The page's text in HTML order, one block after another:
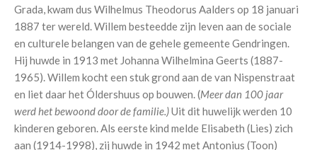
Grada, kwam dus Wilhelmus Theodorus Aalders op 18 januari
1887 ter wereld. Willem besteedde zijn leven aan de sociale
en culturele belangen van de gehele gemeente Gendringen.
Hij huwde in 1913 met Johanna Wilhelmina Geerts (1887-
1965). Willem kocht een stuk grond aan de van Nispenstraat
en liet daar het Óldershuus op bouwen. (Meer dan 100 jaar
werd het bewoond door de familie.)Uit dit huwelijk werden 10
kinderen geboren. Als eerste kind melde Elisabeth (Lies) zich
aan (1914-1998), zij huwde in 1942 met Antonius (Toon)